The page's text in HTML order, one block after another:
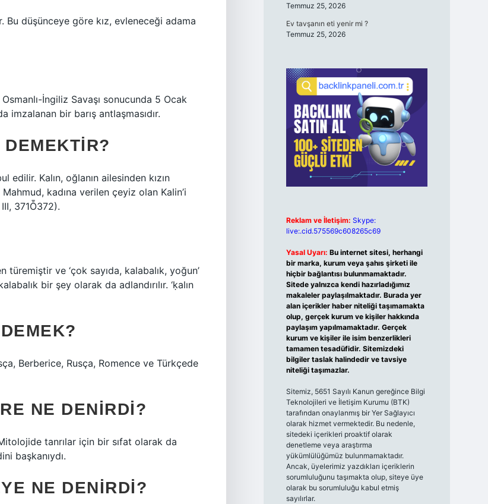
Bu düşünceye göre kız, evleneceği adama
İngiliz Savaşı sonucunda 5 Ocak
imzalanan bir barış antlaşmasıdır.
Kalın, oğlanın ailesinden kızın
kadına verilen çeyiz olan Kalin’i
371Ȭ372).
türemiştir ve ‘çok sayıda, kalabalık, yoğun’
bir şey olarak da adlandırılır. ‘ḳalın
Berberice, Rusça, Romence ve Türkçede
NE DENIRDI?
tanrılar için bir sıfat olarak da
başkanıydı.
NE DENIRDI?
Temmuz 25, 2026
Ev tavşanın eti yenir mi ?
Temmuz 25, 2026
Reklam ve İletişim: Skype:
live:.cid.575569c608265c69
Yasal Uyarı: Bu internet sitesi, herhangi
bir marka, kurum veya şahıs şirketi ile
hiçbir bağlantısı bulunmamaktadır.
Sitede yalnızca kendi hazırladığımız
makaleler paylaşılmaktadır. Burada yer
alan içerikler haber niteliği taşımamakta
olup, gerçek kurum ve kişiler hakkında
paylaşım yapılmamaktadır. Gerçek
kurum ve kişiler ile isim benzerlikleri
tamamen tesadüfidir. Sitemizdeki
bilgiler taslak halindedir ve tavsiye
niteliği taşımazlar.
Sitemiz, 5651 Sayılı Kanun gereğince Bilgi
Teknolojileri ve İletişim Kurumu (BTK)
tarafından onaylanmış bir Yer Sağlayıcı
olarak hizmet vermektedir. Bu nedenle,
sitedeki içerikleri proaktif olarak
denetleme veya araştırma
yükümlülüğümüz bulunmamaktadır.
Ancak, üyelerimiz yazdıkları içeriklerin
sorumluluğunu taşımakta olup, siteye üye
olarak bu sorumluluğu kabul etmiş
sayılırlar.